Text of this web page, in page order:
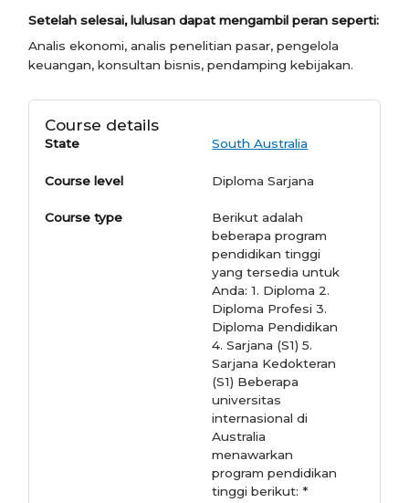
Setelah selesai, lulusan dapat mengambil peran seperti:
Analis ekonomi, analis penelitian pasar, pengelola
keuangan, konsultan bisnis, pendamping kebijakan.
Course details
State South Australia
Course level Diploma Sarjana
Course type
Berikut adalah
beberapa program
pendidikan tinggi
yang tersedia untuk
Anda: 1. Diploma 2.
Diploma Profesi 3.
Diploma Pendidikan
4. Sarjana (S1) 5.
Sarjana Kedokteran
(S1) Beberapa
universitas
internasional di
Australia
menawarkan
program pendidikan
tinggi berikut: *